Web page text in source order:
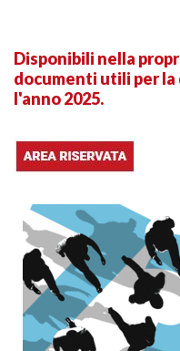
Disponibili nella
documenti utili per
l'anno 2025.